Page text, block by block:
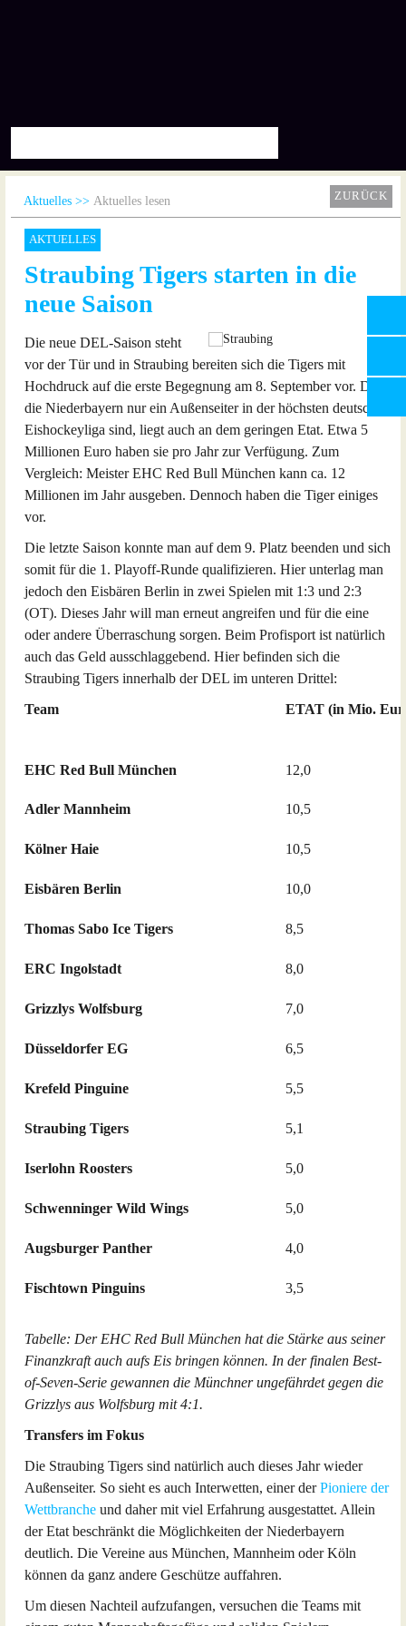
ZURÜCK
Aktuelles Aktuelles lesen
AKTUELLES
Straubing Tigers starten in die
neue Saison
Die neue DEL-Saison steht
vor der Tür und in Straubing bereiten sich die Tigers mit
Hochdruck auf die erste Begegnung am 8. September vor. Dass
die Niederbayern nur ein Außenseiter in der höchsten deutschen
Eishockeyliga sind, liegt auch an dem geringen Etat. Etwa 5
Millionen Euro haben sie pro Jahr zur Verfügung. Zum
Vergleich: Meister EHC Red Bull München kann ca. 12
Millionen im Jahr ausgeben. Dennoch haben die Tiger einiges
vor.
Die letzte Saison konnte man auf dem 9. Platz beenden und sich
somit für die 1. Playoff-Runde qualifizieren. Hier unterlag man
jedoch den Eisbären Berlin in zwei Spielen mit 1:3 und 2:3
(OT). Dieses Jahr will man erneut angreifen und für die eine
oder andere Überraschung sorgen. Beim Profisport ist natürlich
auch das Geld ausschlaggebend. Hier befinden sich die
Straubing Tigers innerhalb der DEL im unteren Drittel:
Team
ETAT (in Mio.
EHC Red Bull München 12,0
Adler Mannheim 10,5
Kölner Haie 10,5
Eisbären Berlin 10,0
Thomas Sabo Ice Tigers 8,5
ERC Ingolstadt 8,0
Grizzlys Wolfsburg 7,0
Düsseldorfer EG 6,5
Krefeld Pinguine 5,5
Straubing Tigers 5,1
Iserlohn Roosters 5,0
Schwenninger Wild Wings 5,0
Augsburger Panther 4,0
Fischtown Pinguins 3,5
Tabelle: Der EHC Red Bull München hat die Stärke aus seiner
Finanzkraft auch aufs Eis bringen können. In der finalen Best-
of-Seven-Serie gewannen die Münchner ungefährdet gegen die
Grizzlys aus Wolfsburg mit 4:1.
Transfers im Fokus
Die Straubing Tigers sind natürlich auch dieses Jahr wieder
Außenseiter. So sieht es auch Interwetten, einer derPioniere der
Wettbranche und daher mit viel Erfahrung ausgestattet. Allein
der Etat beschränkt die Möglichkeiten der Niederbayern
deutlich. Die Vereine aus München, Mannheim oder Köln
können da ganz andere Geschütze auffahren.
Um diesen Nachteil aufzufangen, versuchen die Teams mit